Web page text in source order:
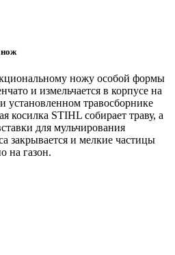
ножу особой формы
и измельчается в корпусе на
установленном травосборнике
косилка STIHL собирает траву, а
для мульчирования
закрывается и мелкие частицы
на газон.